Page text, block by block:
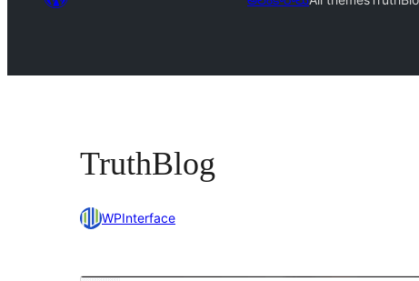
TruthBlog
WPInterface